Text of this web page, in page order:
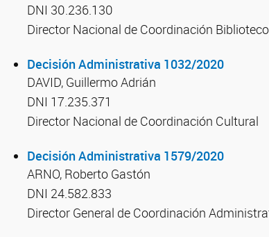
DNI 30.236.130
Director Nacional de Coordinación
Decisión Administrativa 1032/2020
DAVID, Guillermo Adrián
DNI 17.235.371
Director Nacional de Coordinación Cultural
Decisión Administrativa 1579/2020
ARNO, Roberto Gastón
DNI 24.582.833
Director General de Coordinación